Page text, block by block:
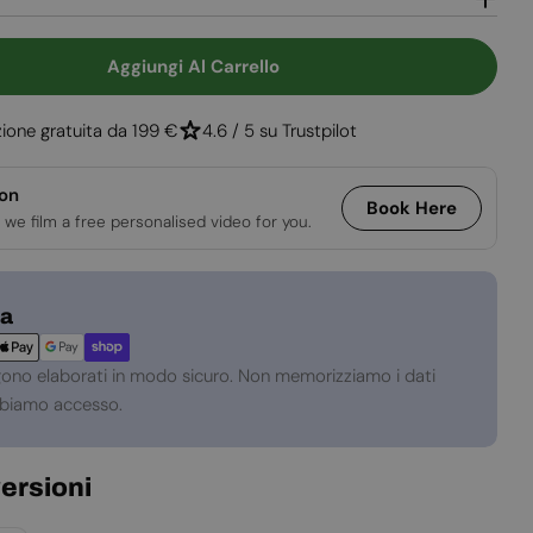
Biocamino Da 140 Cm A Due Lati
Per Biocamino Da 140 Cm A Due Lati
Aggiungi Al Carrello
gratuita da 199 € 4.6 / 5 su Trustpilot
film a free personalised video for you.
Book Here
elaborati in modo sicuro. Non memorizziamo i dati
accesso.